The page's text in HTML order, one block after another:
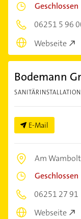
Geschlossen
06251 5 96
Webseite
Bodemann
E-Mail
Am
Geschlossen
06251 27 91
Webseite